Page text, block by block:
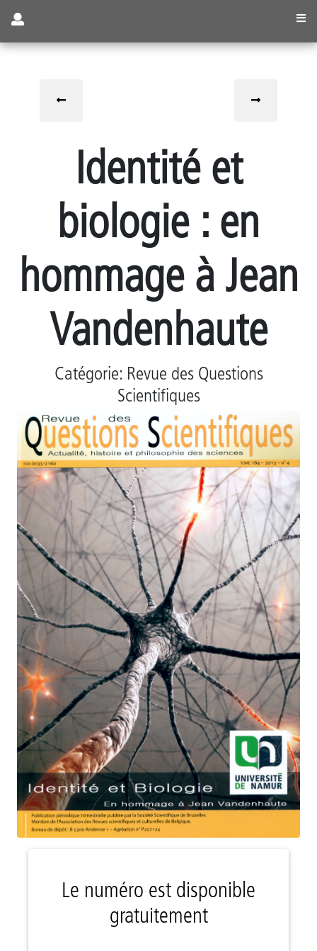
S'inscrire
Identité et
biologie : en
hommage à Jean
Vandenhaute
Catégorie: Revue des Questions
Scientifiques
Le numéro est disponible
gratuitement